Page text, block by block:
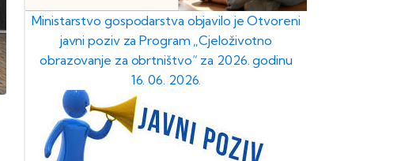
Ministarstvo gospodarstva objavilo je Otvoreni
javni poziv za Program „Cjeloživotno
obrazovanje za obrtništvo“ za 2026. godinu
16. 06. 2026.